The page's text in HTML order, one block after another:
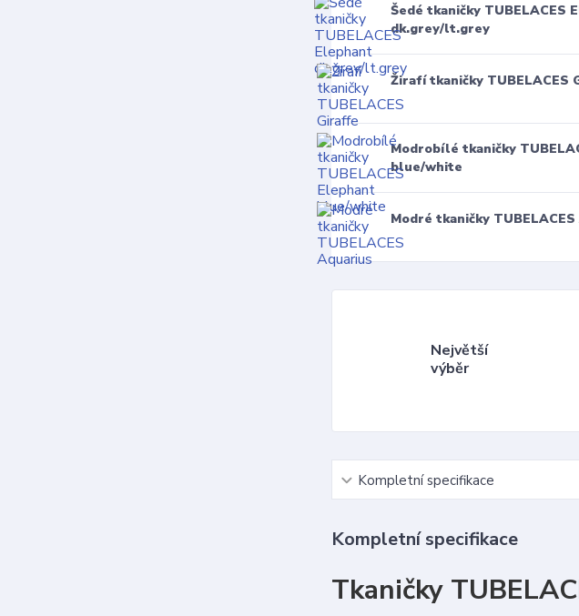
Šedé tkaničky TUBELACES
dk.grey/lt.grey
Žirafí tkaničky TUBELACES
Modrobílé tkaničky
blue/white
Modré tkaničky
Největší
výběr
Kompletní specifikace
Kompletní specifikace
Tkaničky